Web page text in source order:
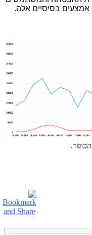
אמצעים בסיסיים אלה.